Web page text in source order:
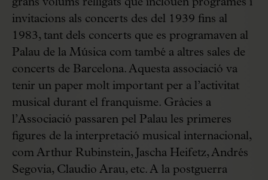
grans volums relligats que inclouen programes i
invitacions als concerts des del 1939 fins al
1983, tant dels concerts que es programaven al
Palau de la Música com també a altres sales de
concerts de Barcelona. Aquesta associació va
tenir un paper molt important per a l’activitat
musical durant el franquisme. Gràcies a
l’Associació passaren pel Palau les primeres
figures de la interpretació musical internacional,
com Arthur Rubinstein, Jascha Heifetz, Andrés
Segovia, Claudio Arau, etc. A la postguerra